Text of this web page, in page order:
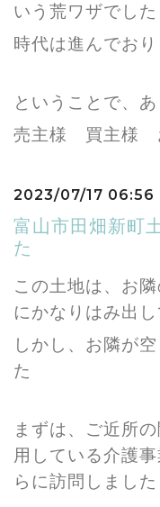
いう荒ワザでした
時代は進んでお
ということで、
売主様 買主様
2023/07/17 06:56
富山市田畑新町
た
この土地は、お
にかなりはみ出
しかし、お隣が
た
まずは、ご近所
用している介護
らに訪問しました